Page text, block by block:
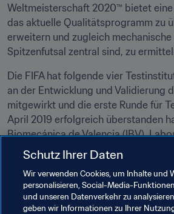
Weltmeisterschaft 2020™ bietet
das aktuelle Qualitätsprogramm zu
erweitern und zugleich
Spitzenfutsal zentral sind, zu
Die FIFA hat folgende vier
an der Entwicklung und Validierung
mitgewirkt und die erste Runde für
April 2019 erfolgreich überstanden
Biomecánica de Valencia (IBV),
Labosport UK und Sports Labs. Alle
FIFA interessiert sind, können
Bewerbungsunterlagen per E-Mail
beantragen.
Schutz Ihrer Daten
Wir verwenden Cookies, um Inhalte und
personalisieren, Social-Media-
und unseren Datenverkehr zu
geben wir Informationen zu Ihrer